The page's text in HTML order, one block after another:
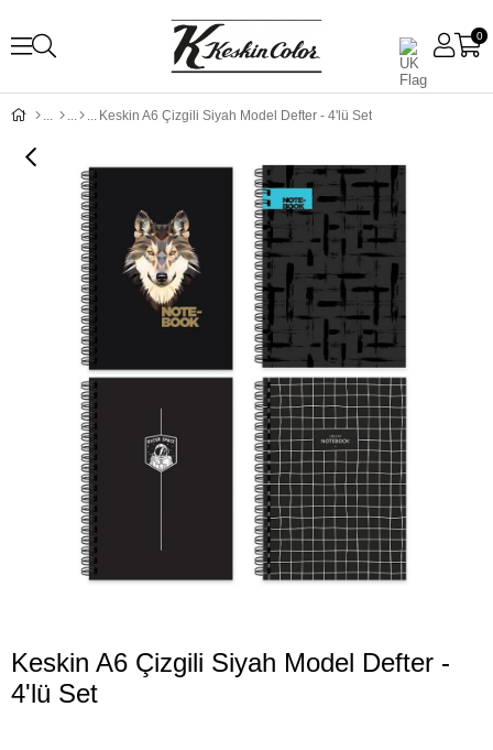
0
Keskin A6 Çizgili Siyah Model Defter - 4'lü Set
Keskin A6 Çizgili Siyah Model Defter -
4'lü Set